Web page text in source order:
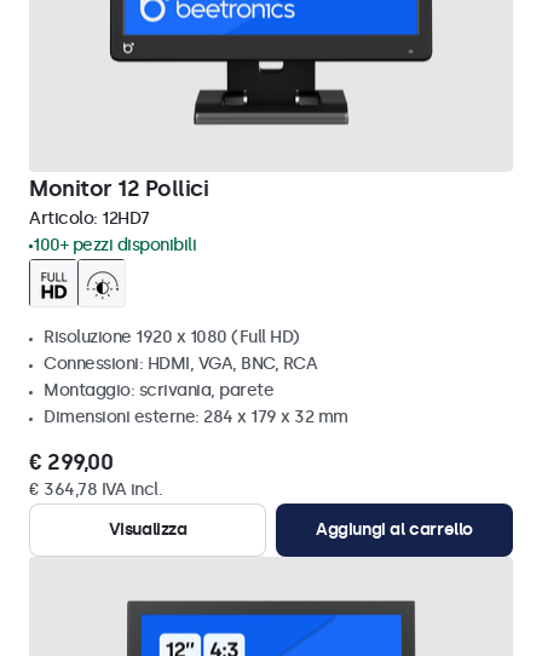
Monitor 12 Pollici
Articolo: 12HD7
100+ pezzi disponibili
Risoluzione 1920 x 1080 (Full HD)
Connessioni: HDMI, VGA, BNC, RCA
Montaggio: scrivania, parete
Dimensioni esterne: 284 x 179 x 32 mm
€ 299,00
€ 364,78 IVA incl.
Visualizza
Aggiungi al carrello